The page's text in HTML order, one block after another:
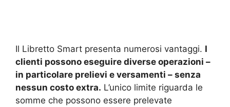
Il Libretto Smart presenta numerosi vantaggi. I
clienti possono eseguire diverse operazioni –
in particolare prelievi e versamenti – senza
nessun costo extra. L’unico limite riguarda le
somme che possono essere prelevate